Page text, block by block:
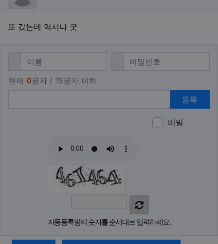
또 갔는데 역시나 굿
댓글쓰기
필수 비밀번호필수
현재 0글자 / 15글자 이하
등록
비밀
자동등록방지 숫자를 순서대로 입력하세요.